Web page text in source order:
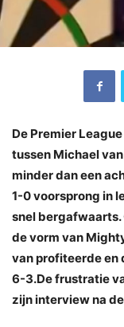
De Premier
tussen Michael
minder dan een
1-0 voorsprong in
snel bergafwaarts.
de vorm van
van profiteerde en
6-3.De frustratie
zijn interview na